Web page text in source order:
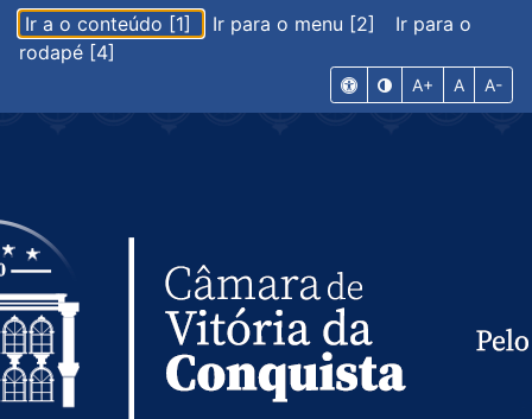
Ir a o conteúdo [1] Ir para o menu [2]
Ir para o
rodapé [4]
A+ A A-